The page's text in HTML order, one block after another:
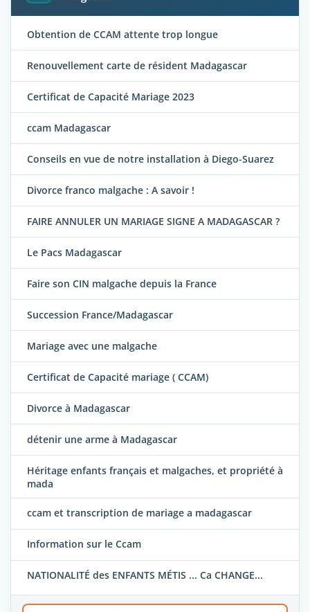
Obtention de CCAM attente trop longue
Renouvellement carte de résident Madagascar
Certificat de Capacité Mariage 2023
ccam Madagascar
Conseils en vue de notre installation à Diego-Suarez
Divorce franco malgache : A savoir !
FAIRE ANNULER UN MARIAGE SIGNE A MADAGASCAR ?
Le Pacs Madagascar
Faire son CIN malgache depuis la France
Succession France/Madagascar
Mariage avec une malgache
Certificat de Capacité mariage ( CCAM)
Divorce à Madagascar
détenir une arme à Madagascar
Héritage enfants français et malgaches, et propriété à
mada
ccam et transcription de mariage a madagascar
Information sur le Ccam
NATIONALITÉ des ENFANTS MÉTIS ... Ca CHANGE...